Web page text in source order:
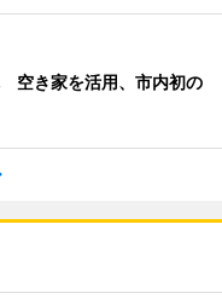
空き家を活用、市内初の